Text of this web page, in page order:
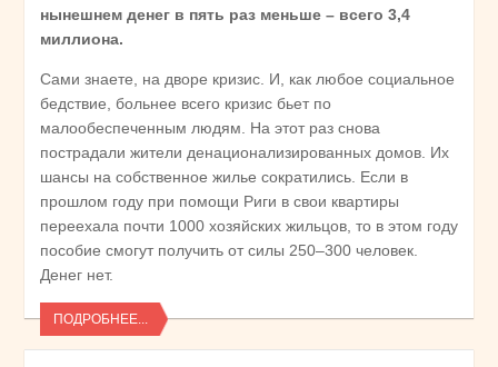
нынешнем денег в пять раз меньше – всего 3,4
миллиона.
Сами знаете, на дворе кризис. И, как любое социальное
бедствие, больнее всего кризис бьет по
малообеспеченным людям. На этот раз снова
пострадали жители денационализированных домов. Их
шансы на собственное жилье сократились. Если в
прошлом году при помощи Риги в свои квартиры
переехала почти 1000 хозяйских жильцов, то в этом году
пособие смогут получить от силы 250–300 человек.
Денег нет.
ПОДРОБНЕЕ...